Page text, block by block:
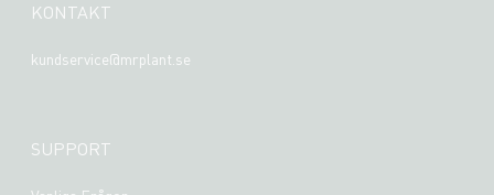
KONTAKT
kundservice@mrplant.se
SUPPORT